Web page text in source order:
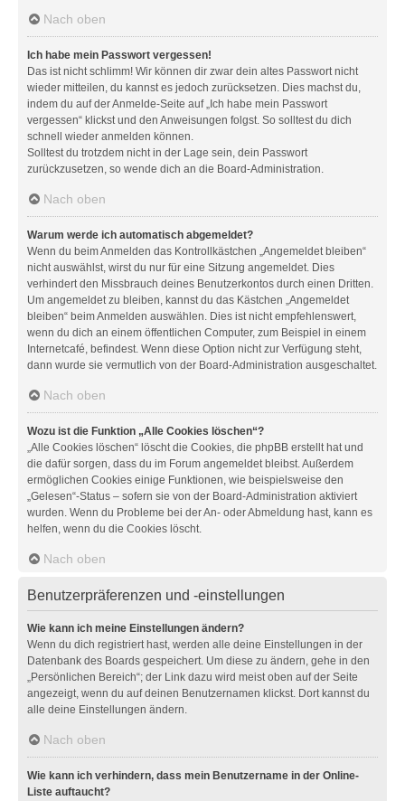
Nach oben
Ich habe mein Passwort vergessen!
Das ist nicht schlimm! Wir können dir zwar dein altes Passwort nicht
wieder mitteilen, du kannst es jedoch zurücksetzen. Dies machst du,
indem du auf der Anmelde-Seite auf „Ich habe mein Passwort
vergessen“ klickst und den Anweisungen folgst. So solltest du dich
schnell wieder anmelden können.
Solltest du trotzdem nicht in der Lage sein, dein Passwort
zurückzusetzen, so wende dich an die Board-Administration.
Nach oben
Warum werde ich automatisch abgemeldet?
Wenn du beim Anmelden das Kontrollkästchen „Angemeldet bleiben“
nicht auswählst, wirst du nur für eine Sitzung angemeldet. Dies
verhindert den Missbrauch deines Benutzerkontos durch einen Dritten.
Um angemeldet zu bleiben, kannst du das Kästchen „Angemeldet
bleiben“ beim Anmelden auswählen. Dies ist nicht empfehlenswert,
wenn du dich an einem öffentlichen Computer, zum Beispiel in einem
Internetcafé, befindest. Wenn diese Option nicht zur Verfügung steht,
dann wurde sie vermutlich von der Board-Administration ausgeschaltet.
Nach oben
Wozu ist die Funktion „Alle Cookies löschen“?
„Alle Cookies löschen“ löscht die Cookies, die phpBB erstellt hat und
die dafür sorgen, dass du im Forum angemeldet bleibst. Außerdem
ermöglichen Cookies einige Funktionen, wie beispielsweise den
„Gelesen“-Status – sofern sie von der Board-Administration aktiviert
wurden. Wenn du Probleme bei der An- oder Abmeldung hast, kann es
helfen, wenn du die Cookies löscht.
Nach oben
Benutzerpräferenzen und -einstellungen
Wie kann ich meine Einstellungen ändern?
Wenn du dich registriert hast, werden alle deine Einstellungen in der
Datenbank des Boards gespeichert. Um diese zu ändern, gehe in den
„Persönlichen Bereich“; der Link dazu wird meist oben auf der Seite
angezeigt, wenn du auf deinen Benutzernamen klickst. Dort kannst du
alle deine Einstellungen ändern.
Nach oben
Wie kann ich verhindern, dass mein Benutzername in der Online-
Liste auftaucht?